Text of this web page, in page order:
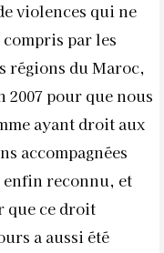
violences qui ne
compris par les
régions du Maroc,
2007 pour que nous
ayant droit aux
accompagnées
enfin reconnu, et
que ce droit
a aussi été